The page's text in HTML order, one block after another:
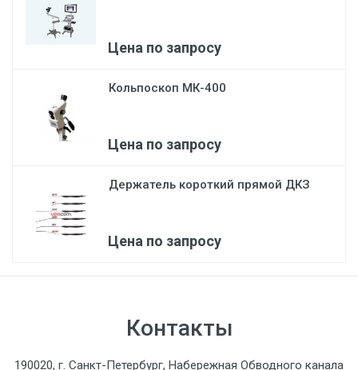
Цена по запросу
Кольпоскоп МК-400
Цена по запросу
Держатель короткий прямой ДКЗ
Цена по запросу
Контакты
190020, г. Санкт-Петербург, Набережная Обводного канала